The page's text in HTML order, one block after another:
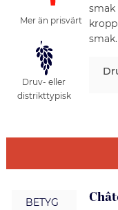
Mer än prisvärt
Druv- eller
distrikttypisk
smak
BETYG